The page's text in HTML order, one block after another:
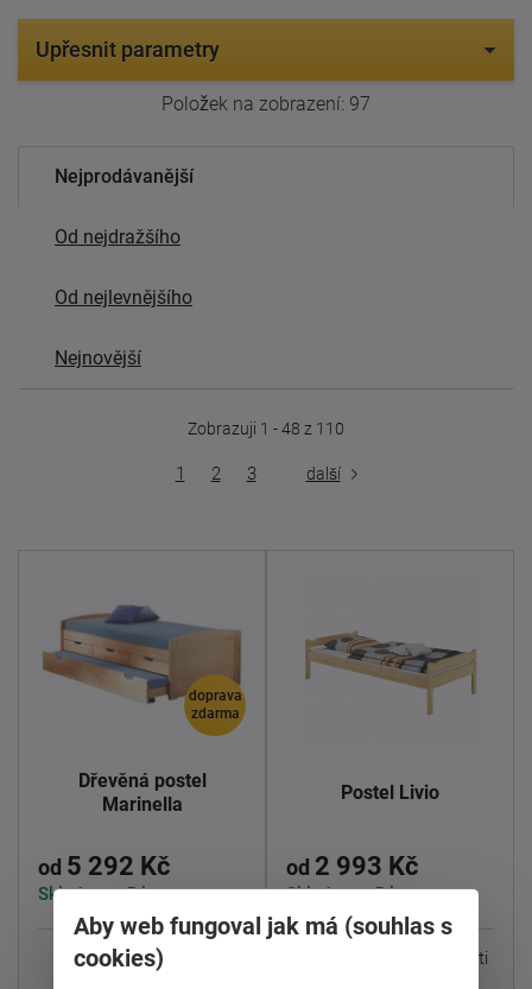
Upřesnit parametry
Položek na zobrazení: 97
Nejprodávanější
Od nejdražšího
Od nejlevnějšího
Nejnovější
Zobrazuji 1 - 48 z 110
3
2
1 další
doprava
zdarma
Dřevěná postel
Marinella
od 5 292 Kč
Skladem > 5 ks
Postel Marinella
Postel Livio
od 2 993 Kč
Skladem > 5 ks
Borovicová postel pro děti
Aby web fungoval jak má (souhlas s
cookies)